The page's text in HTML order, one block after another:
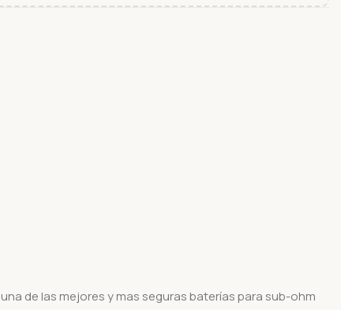
de las mejores y mas seguras baterías para sub-ohm